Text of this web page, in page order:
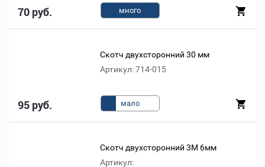
70 руб. много
Скотч двухсторонний 30 мм
Артикул: 714-015
95 руб. мало
Скотч двухсторонний 3М 6мм
Артикул: